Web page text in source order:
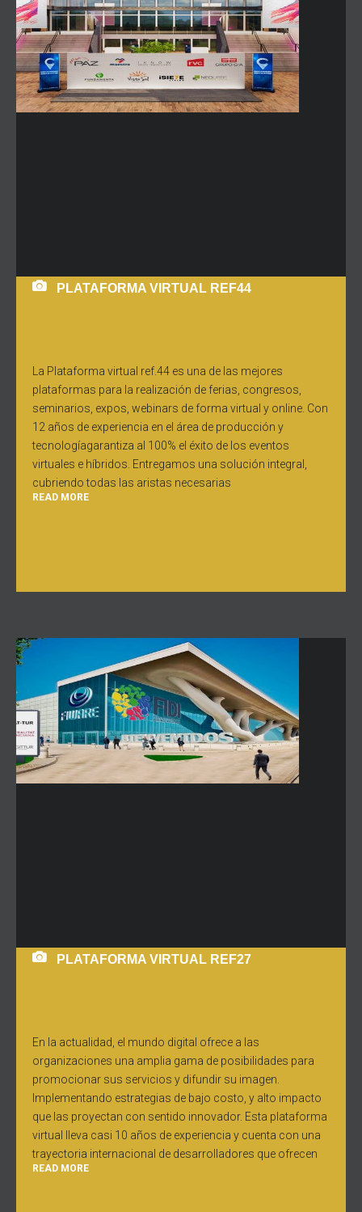
PLATAFORMA VIRTUAL REF44
La Plataforma virtual ref.44 es una de las mejores
plataformas para la realización de ferias, congresos,
seminarios, expos, webinars de forma virtual y online. Con
12 años de experiencia en el área de producción y
tecnologíagarantiza al 100% el éxito de los eventos
virtuales e híbridos. Entregamos una solución integral,
cubriendo todas las aristas necesarias
READ MORE
PLATAFORMA VIRTUAL REF27
En la actualidad, el mundo digital ofrece a las
organizaciones una amplia gama de posibilidades para
promocionar sus servicios y difundir su imagen.
Implementando estrategias de bajo costo, y alto impacto
que las proyectan con sentido innovador. Esta plataforma
virtual lleva casi 10 años de experiencia y cuenta con una
trayectoria internacional de desarrolladores que ofrecen
READ MORE